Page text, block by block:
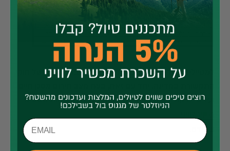
למטיילים במדינות עם מגבלות- חשוב לכבד ולשמור על חוקי
ועל פי שיקול דעת, באחריות המטיילים לשלוח אות SOS מ
מכשיר לוויני
שבידם.